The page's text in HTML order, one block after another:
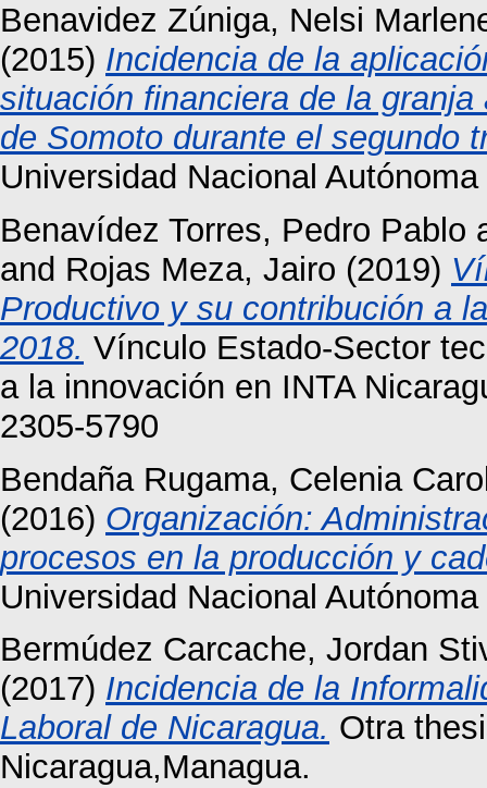
Benavidez Zúniga, Nelsi
(2015) Incidencia de la
situación financiera de la
de Somoto durante el segundo
Universidad Nacional
Benavídez Torres, Pedro Pablo
and Rojas Meza, Jairo (2019)
Productivo y su contribución a
2018. Vínculo Estado-Sector
a la innovación en INTA
2305-5790
Bendaña Rugama, Celenia
(2016) Organización:
procesos en la producción y
Universidad Nacional
Bermúdez Carcache, Jordan
(2017) Incidencia de la
Laboral de Nicaragua. Otra
Nicaragua,Managua.